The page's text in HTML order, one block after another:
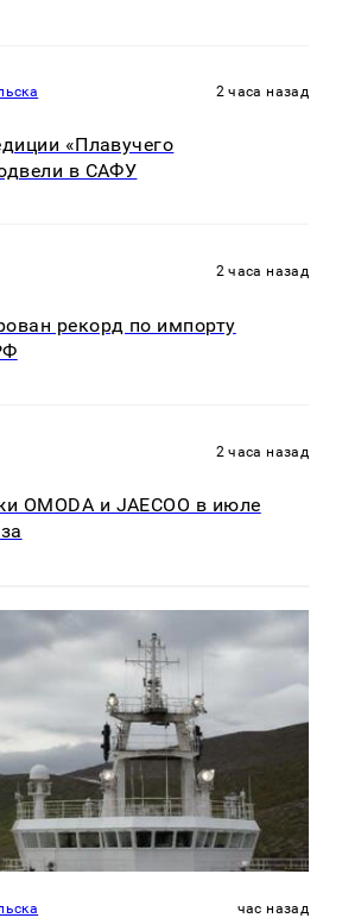
2 часа назад
«Плавучего
в САФУ
2 часа назад
рекорд по импорту
2 часа назад
OMODA и JAECOO в июле
час назад